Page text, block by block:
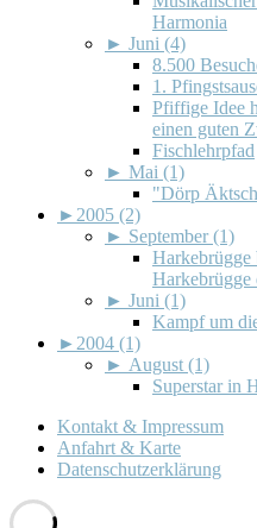
Harmonia
► Juni (4)
8.500
1.
Pfiffige Idee
einen guten
Fischlehrpfad
► Mai (1)
"Dörp
► 2005 (2)
► September (1)
Harkebrügge
Harkebrügge
► Juni (1)
Kampf um
► 2004 (1)
► August (1)
Superstar in
Kontakt & Impressum
Anfahrt & Karte
Datenschutzerklärung